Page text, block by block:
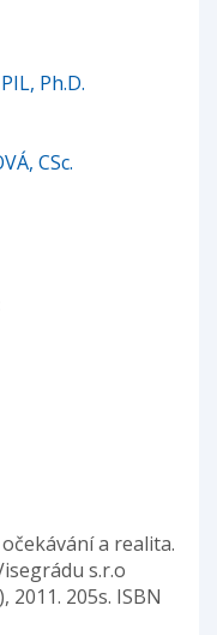
Ph.D.
CSc.
a realita.
s.r.o
2011. 205s. ISBN